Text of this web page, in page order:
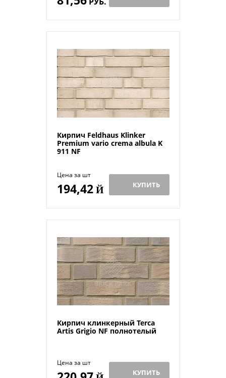
Кирпич Feldhaus Klinker
Premium vario crema albula K
911 NF
Цена за шт
194,42Й КУПИТЬ
Кирпич клинкерный Terca
Artis Grigio NF полнотелый
Цена за шт
КУПИТЬ